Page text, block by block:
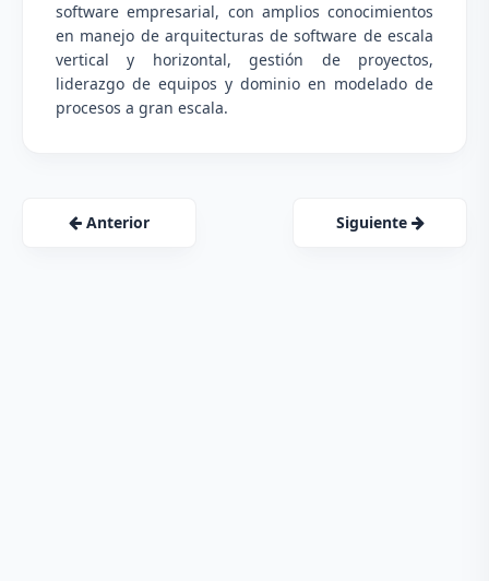
software empresarial, con amplios conocimientos
en manejo de arquitecturas de software de escala
vertical y horizontal, gestión de proyectos,
liderazgo de equipos y dominio en modelado de
procesos a gran escala.
Anterior Siguiente